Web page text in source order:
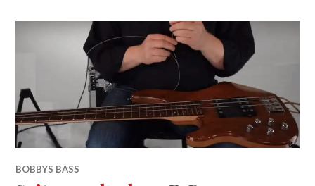
BOBBYS BASS